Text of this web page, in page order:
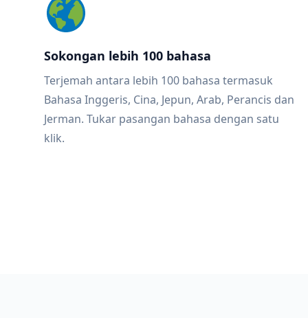
Sokongan lebih 100 bahasa
Terjemah antara lebih 100 bahasa termasuk
Bahasa Inggeris, Cina, Jepun, Arab, Perancis dan
Jerman. Tukar pasangan bahasa dengan satu
klik.